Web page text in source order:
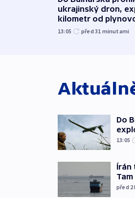
ukrajinský dron,
kilometr od
13:05 před 31 minutami
Do
13:05
Írán
před 2